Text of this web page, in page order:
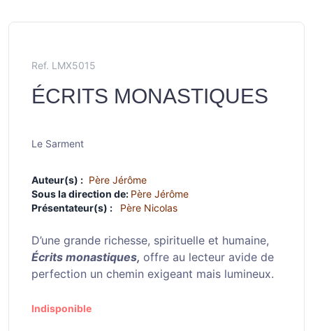
Ref. LMX5015
ÉCRITS MONASTIQUES
Le Sarment
Auteur(s) : Père Jérôme
Sous la direction de: Père Jérôme
Présentateur(s) :
Père Nicolas
D’une grande richesse, spirituelle et humaine,
Écrits monastiques, offre au lecteur avide de
perfection un chemin exigeant mais lumineux.
Indisponible